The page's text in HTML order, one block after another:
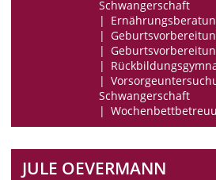
Schwangerschaft
Schwangerschaft
JULE OEVERMANN